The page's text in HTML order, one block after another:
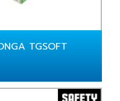
TGSOFT